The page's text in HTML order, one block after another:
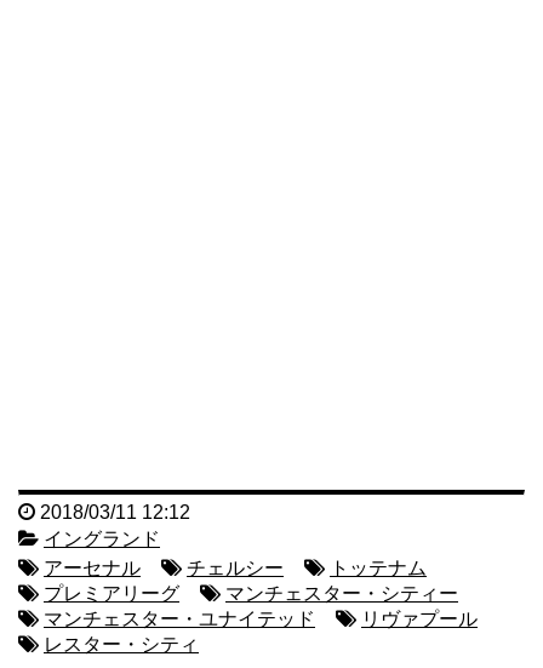
2018/03/11 12:12
イングランド
アーセナル
チェルシー
トッテナム
プレミアリーグ
マンチェスター・シティー
マンチェスター・ユナイテッド
リヴァプール
レスター・シティ